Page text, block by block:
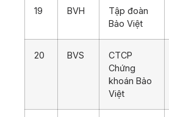
19 BVH
Tập đoàn
Bảo Việt
20 BVS
CTCP
Chứng
khoán Bảo
Việt